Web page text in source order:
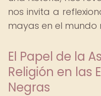
nos invita a
mayas en el mundo
El Papel de la
Religión en las
Negras